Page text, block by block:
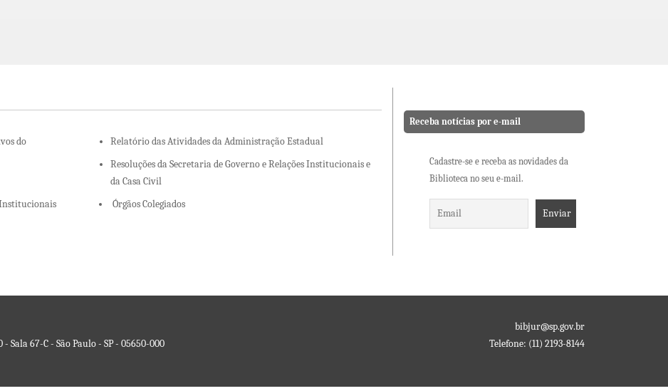
do
Institucionais
Relatório das Atividades da Administração Estadual
Resoluções da Secretaria de Governo e Relações Institucionais e
da Casa Civil
Órgãos Colegiados
Receba notícias por e-mail
Cadastre-se e receba as novidades da
Biblioteca no seu e-mail.
67-C - São Paulo - SP - 05650-000
bibjur@sp.gov.br
Telefone: (11) 2193-8144